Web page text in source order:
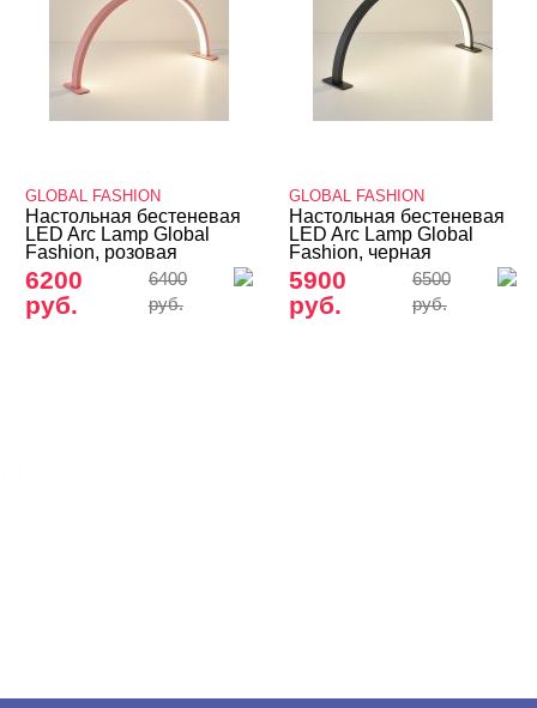
Сменные лампочки, ванночки, мешки
Стерилизаторы, крафт-пакеты
Одежда для мастеров
Товары со скидкой
Учебные пособия, журналы
GLOBAL FASHION
Настольная бестеневая
LED Arc Lamp Global
Fashion, розовая
6200
руб.
6400
руб.
GLOBAL FASHION
Настольная бестеневая
LED Arc Lamp Global
Fashion, черная
5900
руб.
6500
руб.